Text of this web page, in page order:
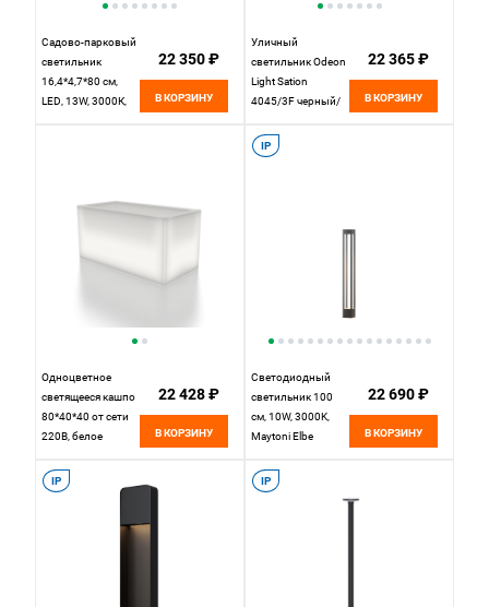
Садово-парковый
светильник
16,4*4,7*80 см,
LED, 13W, 3000К,
22 350 ₽
В КОРЗИНУ
Уличный
светильник Odeon
Light Sation
4045/3F черный/
22 365 ₽
В КОРЗИНУ
Одноцветное
светящееся кашпо
80*40*40 от сети
220В, белое
22 428 ₽
В КОРЗИНУ
IP
Светодиодный
светильник 100
см, 10W, 3000K,
Maytoni Elbe
графит
22 690 ₽
В КОРЗИНУ
IP IP